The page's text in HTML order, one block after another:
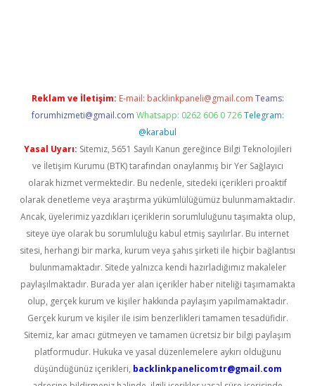
Reklam ve İletişim: E-mail: backlinkpaneli@gmail.com Teams:
forumhizmeti@gmail.com Whatsapp: 0262 606 0 726 Telegram:
@karabul
Yasal Uyarı: Sitemiz, 5651 Sayılı Kanun gereğince Bilgi Teknolojileri
ve İletişim Kurumu (BTK) tarafından onaylanmış bir Yer Sağlayıcı
olarak hizmet vermektedir. Bu nedenle, sitedeki içerikleri proaktif
olarak denetleme veya araştırma yükümlülüğümüz bulunmamaktadır.
Ancak, üyelerimiz yazdıkları içeriklerin sorumluluğunu taşımakta olup,
siteye üye olarak bu sorumluluğu kabul etmiş sayılırlar. Bu internet
sitesi, herhangi bir marka, kurum veya şahıs şirketi ile hiçbir bağlantısı
bulunmamaktadır. Sitede yalnızca kendi hazırladığımız makaleler
paylaşılmaktadır. Burada yer alan içerikler haber niteliği taşımamakta
olup, gerçek kurum ve kişiler hakkında paylaşım yapılmamaktadır.
Gerçek kurum ve kişiler ile isim benzerlikleri tamamen tesadüfidir.
Sitemiz, kar amacı gütmeyen ve tamamen ücretsiz bir bilgi paylaşım
platformudur. Hukuka ve yasal düzenlemelere aykırı olduğunu
düşündüğünüz içerikleri, backlinkpanelicomtr@gmail.com